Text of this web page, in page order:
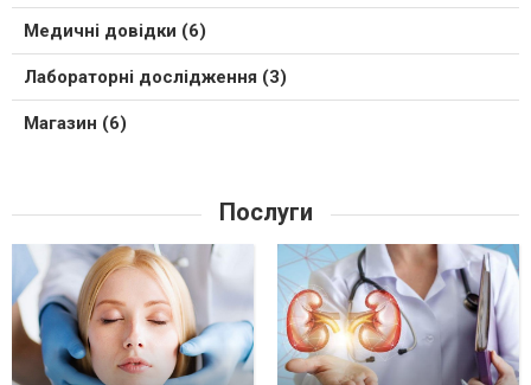
Медичні довідки (6)
Лабораторні дослідження (3)
Магазин (6)
Послуги